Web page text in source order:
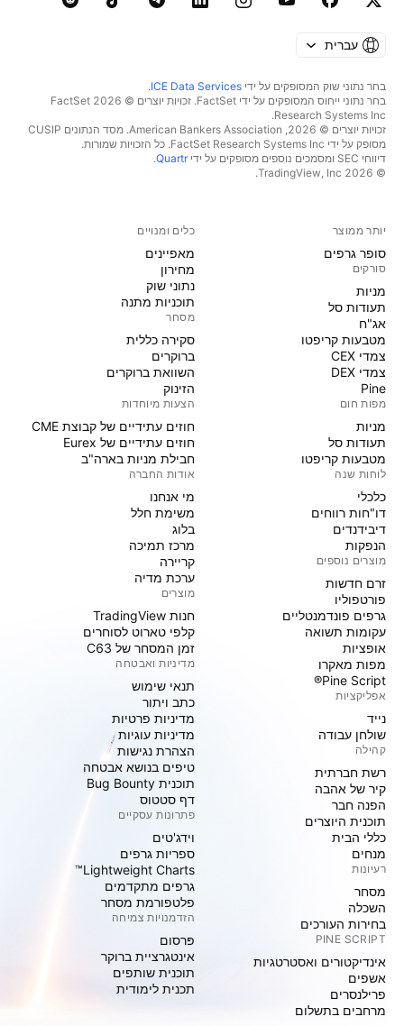
עברית
בחר נתוני שוק המסופקים על ידי ICE Data Services
.
בחר נתוני ייחוס המסופקים על ידי FactSet. זכויות יוצרים © 2026 ‏FactSet
Research Systems Inc.‏
זכויות יוצרים © 2026, ‏American Bankers Association. מסד הנתונים CUSIP
מסופק על ידי FactSet Research Systems Inc. כל הזכויות שמורות.
דיווחי SEC ומסמכים נוספים מסופקים על ידי
Quartr
.
© 2026 ‏TradingView, Inc.‏
יותר ממוצר
סופר גרפים
סורקים
מניות‏
תעודות סל
אג"ח
מטבעות קריפטו
צמדי CEX
צמדי DEX
Pine
מפות חום
מניות‏
תעודות סל
מטבעות קריפטו
לוחות שנה
כלכלי
דו"חות רווחים
דיבידנדים
הנפקות
מוצרים נוספים
זרם חדשות
פורטפוליו
גרפים פונדמנטליים
עקומות תשואה
אופציות
מפות מאקרו
Pine Script®
אפליקציות
נייד
שולחן עבודה
קהילה
רשת חברתית
קיר של אהבה
הפנה חבר
תוכנית היוצרים
כללי הבית
מנחים
רעיונות
מסחר
השכלה
בחירות העורכים
PINE SCRIPT
אינדיקטורים ואסטרטגיות
אשפים
פרילנסרים
מרחבים בתשלום
כלים ומנויים
מאפיינים
מחירון
נתוני שוק
תוכניות מתנה
מסחר
סקירה כללית
ברוקרים
השוואת ברוקרים
הזינוק
הצעות מיוחדות
חוזים עתידיים של קבוצת CME
חוזים עתידיים של Eurex
חבילת מניות בארה"ב
אודות החברה
מי אנחנו
משימת חלל
בלוג
מרכז תמיכה
קריירה
ערכת מדיה
מוצרים
חנות TradingView
קלפי טארוט לסוחרים
זמן המסחר של C63
מדיניות ואבטחה
תנאי שימוש
כתב ויתור
מדיניות פרטיות
מדיניות עוגיות
הצהרת נגישות
טיפים בנושא אבטחה
תוכנית Bug Bounty
דף סטטוס
פתרונות עסקיים
וידג'טים
ספריות גרפים
Lightweight Charts™
גרפים מתקדמים
פלטפורמת מסחר
הזדמנויות צמיחה
פּרסום
אינטגרציית ברוקר
תוכנית שותפים
תכנית לימודית